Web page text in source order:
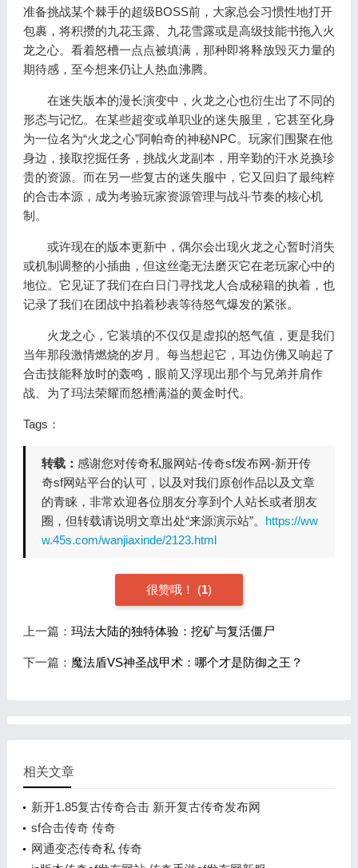
准备挑战某个棘手的超级BOSS前，大家总会习惯性地打开
包裹，将积攒的九花玉露、九花雪露或是高级技能书拖入火
龙之心。看着怒槽一点点被填满，那种即将释放毁灭力量的
期待感，至今想来仍让人热血沸腾。
在迷失版本的漫长演变中，火龙之心也衍生出了不同的
形态与记忆。在某些超变或单职业的迷失服里，它甚至化身
为一位名为“火龙之心”阿帕奇的神秘NPC。玩家们围聚在他
身边，接取挖掘任务，挑战火龙副本，用辛勤的汗水兑换珍
贵的资源。而在另一些复古的迷失服中，它又回归了最纯粹
的合击本源，成为考验玩家资源管理与战斗节奏的核心机
制。
或许现在的版本更新中，偶尔会出现火龙之心暂时消失
或机制调整的小插曲，但这丝毫无法磨灭它在老玩家心中的
地位。它见证了我们在白日门寻找龙人合成秘籍的执着，也
记录了我们在团战中掐着秒表等待怒气爆发的紧张。
火龙之心，它装填的不仅仅是虚拟的怒气值，更是我们
当年那段激情燃烧的岁月。每当想起它，耳边仿佛又响起了
合击技能释放时的轰鸣，眼前又浮现出那个与兄弟并肩作
战、为了玛法荣耀而怒槽满溢的黄金时代。
Tags：
转载： 感谢您对传奇私服网站-传奇sf发布网-新开传
奇sf网站平台的认可，以及对我们原创作品以及文章
的青睐，非常欢迎各位朋友分享到个人站长或者朋友
圈，但转载请说明文章出处“来源演示站”。 https://ww
w.45s.com/wanjiaxinde/2123.html
很赞哦！ (1)
上一篇： 玛法大陆的独特体验：挖矿与复活僵尸
下一篇： 魔法盾VS神圣战甲术：哪个才是防御之王？
相关文章
新开1.85复古传奇合击 新开复古传奇发布网
sf合击传奇 传奇
网通变态传奇私 传奇